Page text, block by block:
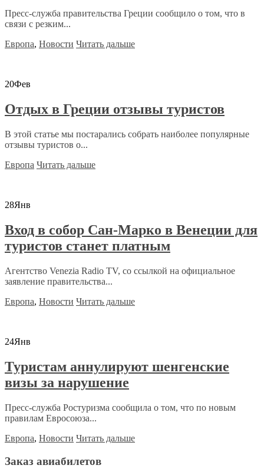
Пресс-служба правительства Греции сообщило о том, что в
связи с резким...
Европа, Новости Читать дальше
20Фев
Отдых в Греции отзывы туристов
В этой статье мы постарались собрать наиболее популярные
отзывы туристов о...
Европа Читать дальше
28Янв
Вход в собор Сан-Марко в Венеции для
туристов станет платным
Агентство Venezia Radio TV, со ссылкой на официальное
заявление правительства...
Европа, Новости Читать дальше
24Янв
Туристам аннулируют шенгенские
визы за нарушение
Пресс-служба Ростуризма сообщила о том, что по новым
правилам Евросоюза...
Европа, Новости Читать дальше
Заказ авиабилетов